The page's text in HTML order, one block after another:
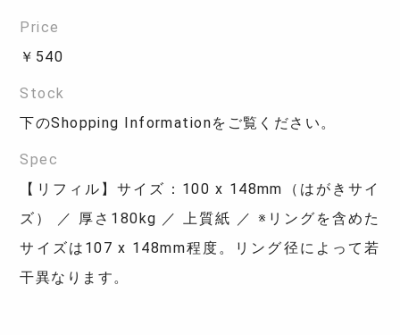
Price
￥540
Stock
下のShopping Informationをご覧ください。
Spec
【リフィル】サイズ：100 x 148mm（はがきサイ
ズ） ／ 厚さ180kg ／ 上質紙 ／ ※リングを含めた
サイズは107 x 148mm程度。リング径によって若
干異なります。